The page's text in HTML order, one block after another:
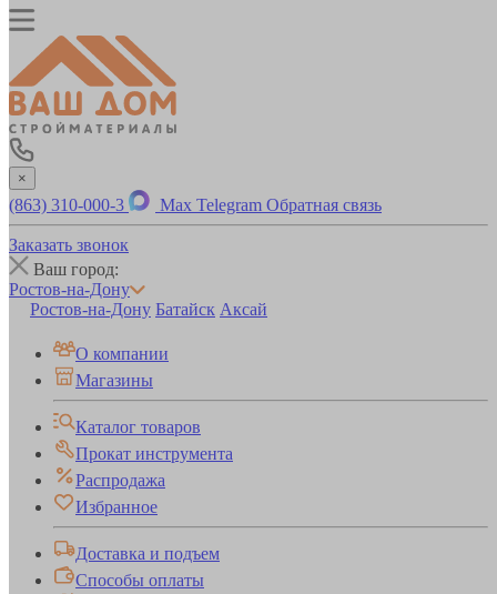
×
(863) 310-000-3 Max Telegram Обратная связь
Заказать звонок
Ваш город:
Ростов-на-Дону
Ростов-на-Дону Батайск Аксай
О компании
Магазины
Каталог товаров
Прокат инструмента
Распродажа
Избранное
Доставка и подъем
Способы оплаты